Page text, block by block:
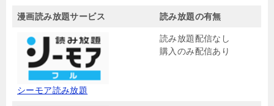
漫画読み放題サービス 読み放題の有無
シーモア読み放題
読み放題配信なし
購入のみ配信あり